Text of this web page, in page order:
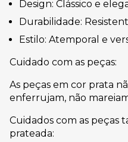
Design: Clássico e
Durabilidade:
Estilo: Atemporal e
Cuidado com as peças:
As peças em cor prata
enferrujam, não
Cuidados com as peças
prateada: